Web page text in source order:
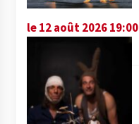
le 12 août 2026 19:00